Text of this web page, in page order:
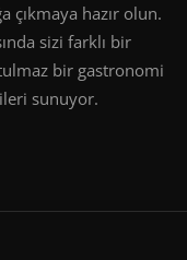
hazır olun.
sizi farklı bir
bir gastronomi
sunuyor.